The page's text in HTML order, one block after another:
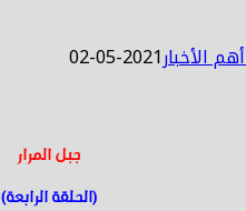
2021-05-02
جبل المرار
(الحلقة الرابعة)